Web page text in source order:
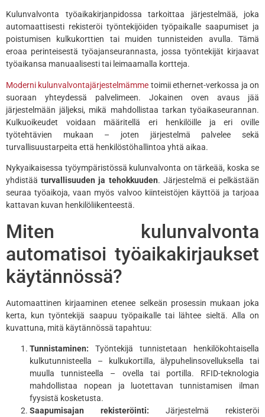
Kulunvalvonta työaikakirjanpidossa tarkoittaa järjestelmää, joka
automaattisesti rekisteröi työntekijöiden työpaikalle saapumiset ja
poistumisen kulkukorttien tai muiden tunnisteiden avulla. Tämä
eroaa perinteisestä työajanseurannasta, jossa työntekijät kirjaavat
työaikansa manuaalisesti tai leimaamalla kortteja.
Moderni kulunvalvontajärjestelmämme toimii ethernet-verkossa ja on
suoraan yhteydessä palvelimeen. Jokainen oven avaus jää
järjestelmään jäljeksi, mikä mahdollistaa tarkan työaikaseurannan.
Kulkuoikeudet voidaan määritellä eri henkilöille ja eri oville
työtehtävien mukaan – joten järjestelmä palvelee sekä
turvallisuustarpeita että henkilöstöhallintoa yhtä aikaa.
Nykyaikaisessa työympäristössä kulunvalvonta on tärkeää, koska se
yhdistääturvallisuuden ja tehokkuuden. Järjestelmä ei pelkästään
seuraa työaikoja, vaan myös valvoo kiinteistöjen käyttöä ja tarjoaa
kattavan kuvan henkilöliikenteestä.
Miten kulunvalvonta
automatisoi työaikakirjaukset
käytännössä?
Automaattinen kirjaaminen etenee selkeän prosessin mukaan joka
kerta, kun työntekijä saapuu työpaikalle tai lähtee sieltä. Alla on
kuvattuna, mitä käytännössä tapahtuu:
Tunnistaminen: Työntekijä tunnistetaan henkilökohtaisella
kulkutunnisteella – kulkukortilla, älypuhelinsovelluksella tai
muulla tunnisteella – ovella tai portilla. RFID-teknologia
mahdollistaa nopean ja luotettavan tunnistamisen ilman
fyysistä kosketusta.
Saapumisajan rekisteröinti: Järjestelmä rekisteröi